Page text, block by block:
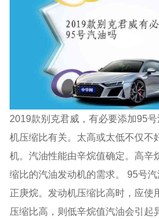
2019款别克君威，有必要添加95
机压缩比有关。太高或太低不仅不
机。汽油性能由辛烷值确定。高辛
缩比的汽油发动机的需求。 95号
正庚烷。发动机压缩比高时，应使
压缩比高，则低辛烷值汽油会引起